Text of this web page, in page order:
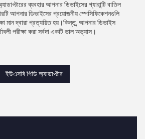
ব্যবহার আপনার ডিভাইসের গ্যারান্টি বাতিল
আপনার ডিভাইসের প্রয়োজনীয় স্পেসিফিকেশনগুলি
মান দ্বারা প্রত্যয়িত হয়।কিন্তু, আপনার ডিভাইস
পরীক্ষা করা সর্বদা একটি ভাল অভ্যাস।
ইউএসবি পিডি অ্যাডাপ্টার